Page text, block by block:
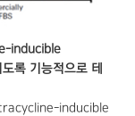
inducible
록 기능적으로 테
inducible